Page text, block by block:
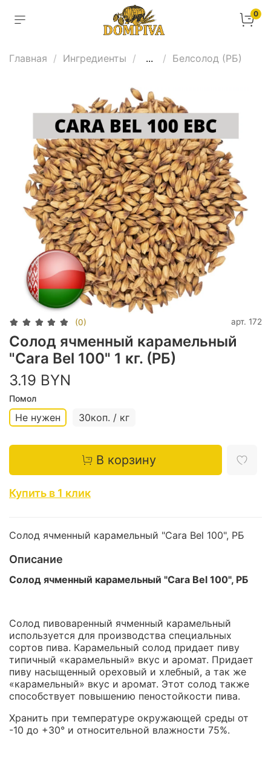
0
Главная Ингредиенты ... Белсолод (РБ)
(0) арт. 172
Солод ячменный карамельный
"Cara Bel 100" 1 кг. (РБ)
3.19 BYN
Помол
Не нужен 30коп. / кг
В корзину
Купить в 1 клик
Солод ячменный карамельный "Cara Bel 100", РБ
Описание
Солод ячменный карамельный "Cara Bel 100", РБ
Солод пивоваренный ячменный карамельный
используется для производства специальных
сортов пива. Карамельный солод придает пиву
типичный «карамельный» вкус и аромат. Придает
пиву насыщенный ореховый и хлебный, а так же
«карамельный» вкус и аромат. Этот солод также
способствует повышению пеностойкости пива.
Хранить при температуре окружающей среды от
-10 до +30° и относительной влажности 75%.